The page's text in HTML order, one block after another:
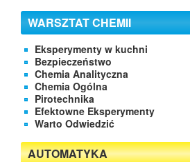
WARSZTAT CHEMII
Eksperymenty w kuchni
Bezpieczeństwo
Chemia Analityczna
Chemia Ogólna
Pirotechnika
Efektowne Eksperymenty
Warto Odwiedzić
AUTOMATYKA